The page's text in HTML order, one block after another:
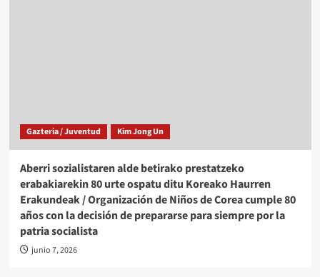
Gazteria / Juventud Kim Jong Un
Aberri sozialistaren alde betirako prestatzeko
erabakiarekin 80 urte ospatu ditu Koreako Haurren
Erakundeak / Organización de Niños de Corea cumple 80
años con la decisión de prepararse para siempre por la
patria socialista
junio 7, 2026